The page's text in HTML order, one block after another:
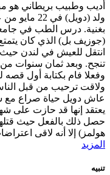
أديب وطبيب بريطاني هو
بغنية. درس الطب في جامعة
(جوزيف بل) الذي كان يتمتع
انتقل للعيش في لندن
تنجح. وبعد ثمان سنوات
وفعلا فام بكتابة أول قصه
ولاقت ترحيب من قبل
عاش دويل حياة صراع مع
يعتقد إنها قد حازت على
حصل ذلك بالفعل حيث
هولمز) إلا أنه لاقى
المزيد
تنبيه